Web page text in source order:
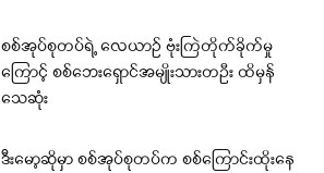
စစ်အုပ်စုတပ်ရဲ့ လေယာဉ် ဗုံးကြဲတိုက်ခိုက်မှု
ကြောင့် စစ်ဘေးရှောင်အမျိုးသားတဦး ထိမှန်
သေဆုံး
ဒီးမော့ဆိုမှာ စစ်အုပ်စုတပ်က စစ်ကြောင်းထိုးနေ